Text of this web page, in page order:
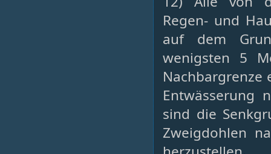
Regen- und
auf dem
wenigsten 5
Nachbargrenze
Entwässerung
sind die
Zweigdohlen